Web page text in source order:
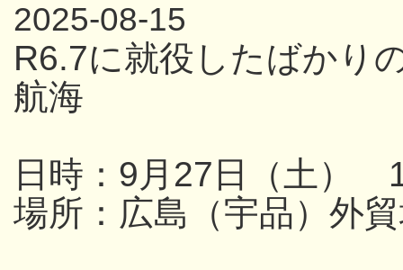
2025-08-15
R6.7に就役したばかり
航海
日時：9月27日（土）
場所：広島（宇品）外